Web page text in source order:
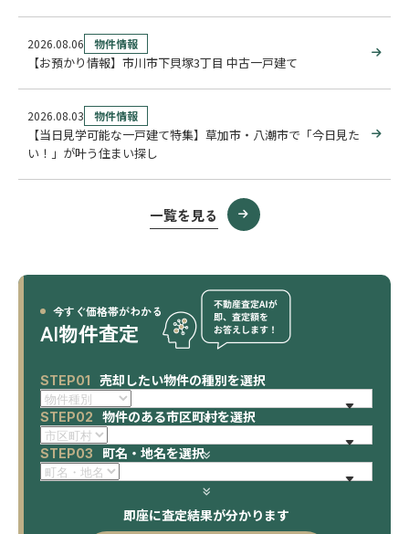
2026.08.06 物件情報
【お預かり情報】市川市下貝塚3丁目 中古一戸建て
2026.08.03 物件情報
【当日見学可能な一戸建て特集】草加市・八潮市で「今日見た
い！」が叶う住まい探し
一覧を見る
今すぐ価格帯がわかる
AI物件査定
STEP01 売却したい物件の種別を選択
STEP02 物件のある市区町村を選択
STEP03 町名・地名を選択
即座に査定結果が分かります